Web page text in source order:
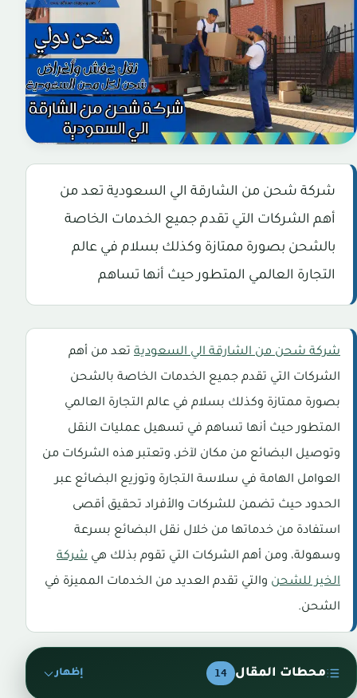
شركة شحن من الشارقة الي السعودية تعد من
أهم الشركات التي تقدم جميع الخدمات الخاصة
بالشحن بصورة ممتازة وكذلك بسلام في عالم
التجارة العالمي المتطور حيث أنها تساهم
شركة شحن من الشارقة الي السعودية تعد من أهم
الشركات التي تقدم جميع الخدمات الخاصة بالشحن
بصورة ممتازة وكذلك بسلام في عالم التجارة العالمي
المتطور حيث أنها تساهم في تسهيل عمليات النقل
وتوصيل البضائع من مكان لآخر، وتعتبر هذه الشركات من
العوامل الهامة في سلاسة التجارة وتوزيع البضائع عبر
الحدود حيث تضمن للشركات والأفراد تحقيق أقصى
استفادة من خدماتها من خلال نقل البضائع بسرعة
وسهولة، ومن أهم الشركات التي تقوم بذلك هي شركة
الخير للشحن والتي تقدم العديد من الخدمات المميزة في
الشحن.
محطات المقال 14 إظهار